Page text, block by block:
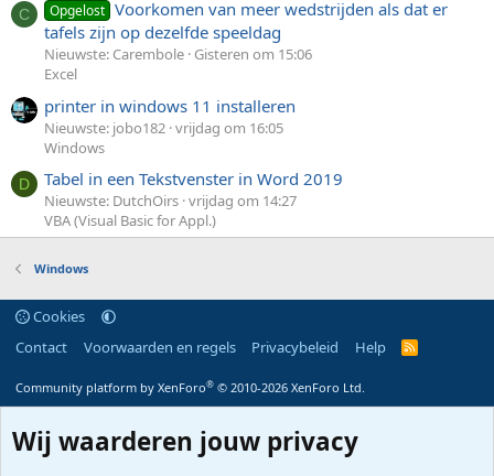
C Opgelost Voorkomen van meer wedstrijden als dat er
tafels zijn op dezelfde speeldag
Nieuwste: Carembole Gisteren om 15:06
Excel
printer in windows 11 installeren
Nieuwste: jobo182 vrijdag om 16:05
Windows
D Tabel in een Tekstvenster in Word 2019
Nieuwste: DutchOirs vrijdag om 14:27
VBA (Visual Basic for Appl.)
Windows
Cookies
Contact
Voorwaarden en regels Privacybeleid Help
R
Community platform by XenForo® © 2010-2026 XenForo Ltd.
Wij waarderen jouw privacy